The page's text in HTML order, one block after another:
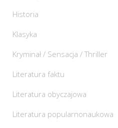
Historia
Klasyka
Kryminał / Sensacja / Thriller
Literatura faktu
Literatura obyczajowa
Literatura popularnonaukowa